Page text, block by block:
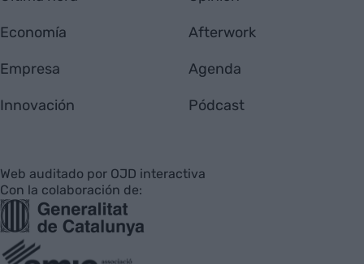
Economía
Empresa
Innovación
Afterwork
Agenda
Pódcast
Web auditado por OJD interactiva
Con la colaboración de: